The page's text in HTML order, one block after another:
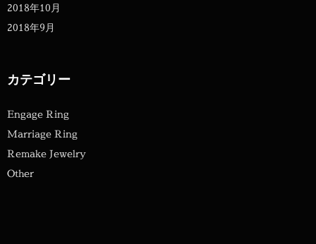
2018年10月
2018年9月
カテゴリー
Engage Ring
Marriage Ring
Remake Jewelry
Other